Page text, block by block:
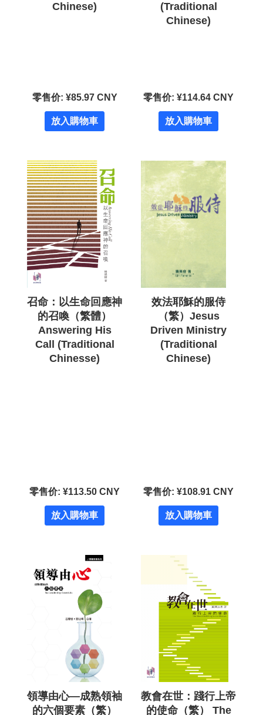
Chinese)
零售价: ¥85.97 CNY
放入購物車
(Traditional
Chinese)
零售价: ¥114.64 CNY
放入購物車
召命：以生命回應神
的召喚（繁體）
Answering His
Call (Traditional
Chinesse)
零售价: ¥113.50 CNY
放入購物車
效法耶穌的服侍
（繁）Jesus
Driven Ministry
(Traditional
Chinese)
零售价: ¥108.91 CNY
放入購物車
領導由心—成熟領袖
的六個要素（繁）
教會在世：踐行上帝
的使命（繁） The